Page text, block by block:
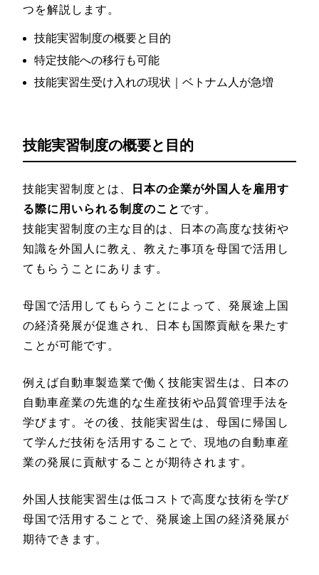
つを解説します。
技能実習制度の概要と目的
特定技能への移行も可能
技能実習生受け入れの現状｜ベトナム人が急増
技能実習制度の概要と目的
技能実習制度とは、
日本の企業が外国人を雇用す
る際に用いられる制度のこと です。
技能実習制度の主な目的は、日本の高度な技術や
知識を外国人に教え、教えた事項を母国で活用し
てもらうことにあります。
母国で活用してもらうことによって、発展途上国
の経済発展が促進され、日本も国際貢献を果たす
ことが可能です。
例えば自動車製造業で働く技能実習生は、日本の
自動車産業の先進的な生産技術や品質管理手法を
学びます。その後、技能実習生は、母国に帰国し
て学んだ技術を活用することで、現地の自動車産
業の発展に貢献することが期待されます。
外国人技能実習生は低コストで高度な技術を学び
母国で活用することで、発展途上国の経済発展が
期待できます。